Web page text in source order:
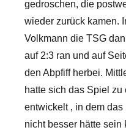
gedroschen, die
wieder zurück kamen.
Volkmann die TSG
auf 2:3 ran und auf
den Abpfiff herbei.
hatte sich das Spiel
entwickelt , in dem das
nicht besser hätte sein